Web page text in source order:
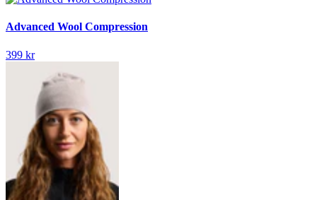
Advanced Wool Compression
399 kr